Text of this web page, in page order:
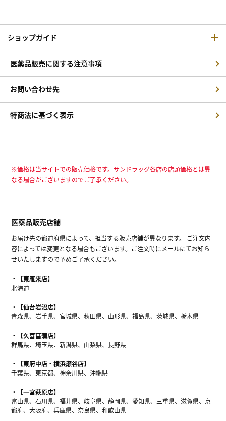
ショップガイド
医薬品販売に関する注意事項
お問い合わせ先
特商法に基づく表示
※価格は当サイトでの販売価格です。サンドラッグ各店の店頭価格とは異
なる場合がございますのでご了承ください。
医薬品販売店舗
お届け先の都道府県によって、担当する販売店舗が異なります。 ご注文内
容によっては変更となる場合もございます。ご注文時にメールにてお知ら
せいたしますので予めご了承ください。
【東雁来店】
北海道
【仙台岩沼店】
青森県、岩手県、宮城県、秋田県、山形県、福島県、茨城県、栃木県
【久喜菖蒲店】
群馬県、埼玉県、新潟県、山梨県、長野県
【東府中店・横浜瀬谷店】
千葉県、東京都、神奈川県、沖縄県
【一宮萩原店】
富山県、石川県、福井県、岐阜県、静岡県、愛知県、三重県、滋賀県、京
都府、大阪府、兵庫県、奈良県、和歌山県